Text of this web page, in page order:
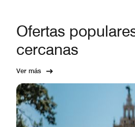
Ofertas
cercanas
Ver más